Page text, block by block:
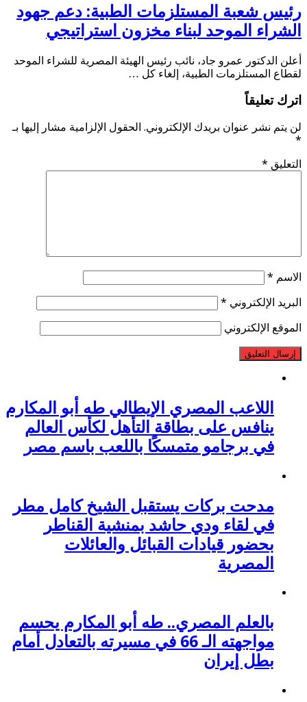
رئيس شعبة المستلزمات الطبية: دعم جهود
الشراء الموحد لبناء مخزون استراتيجي
أعلن الدكتور عمرو جاد، نائب رئيس الهيئة المصرية للشراء الموحد
لقطاع المستلزمات الطبية، إلغاء كل …
اترك تعليقاً
لن يتم نشر عنوان بريدك الإلكتروني. الحقول الإلزامية مشار إليها بـ
*
التعليق *
الاسم *
البريد الإلكتروني *
الموقع الإلكتروني
اللاعب المصري الإيطالي طه أبو المكارم
ينافس على بطاقة التأهل لكأس العالم
في برجامو متمسكًا باللعب باسم مصر
مدحت بركات يستقبل الشيخ كامل مطر
في لقاء ودي حاشد بمنشية القناطر
بحضور قيادات القبائل والعائلات
المصرية
بالعلم المصري.. طه أبو المكارم يحسم
مواجهته الـ 66 في مسيرته بالتعادل أمام
بطل إيران